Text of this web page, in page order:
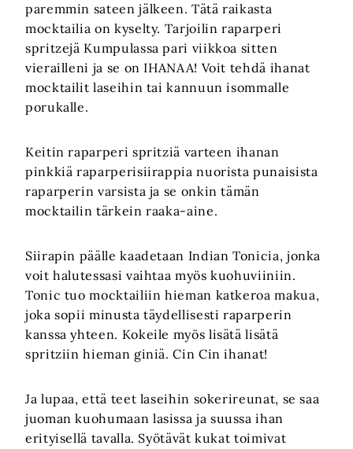
paremmin sateen jälkeen. Tätä raikasta
mocktailia on kyselty. Tarjoilin raparperi
spritzejä Kumpulassa pari viikkoa sitten
vierailleni ja se on IHANAA! Voit tehdä ihanat
mocktailit laseihin tai kannuun isommalle
porukalle.
Keitin raparperi spritziä varteen ihanan
pinkkiä raparperisiirappia nuorista punaisista
raparperin varsista ja se onkin tämän
mocktailin tärkein raaka-aine.
Siirapin päälle kaadetaan Indian Tonicia, jonka
voit halutessasi vaihtaa myös kuohuviiniin.
Tonic tuo mocktailiin hieman katkeroa makua,
joka sopii minusta täydellisesti raparperin
kanssa yhteen. Kokeile myös lisätä lisätä
spritziin hieman giniä. Cin Cin ihanat!
Ja lupaa, että teet laseihin sokerireunat, se saa
juoman kuohumaan lasissa ja suussa ihan
erityisellä tavalla. Syötävät kukat toimivat